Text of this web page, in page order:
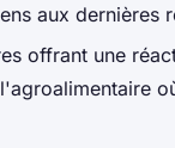
aux dernières
offrant une